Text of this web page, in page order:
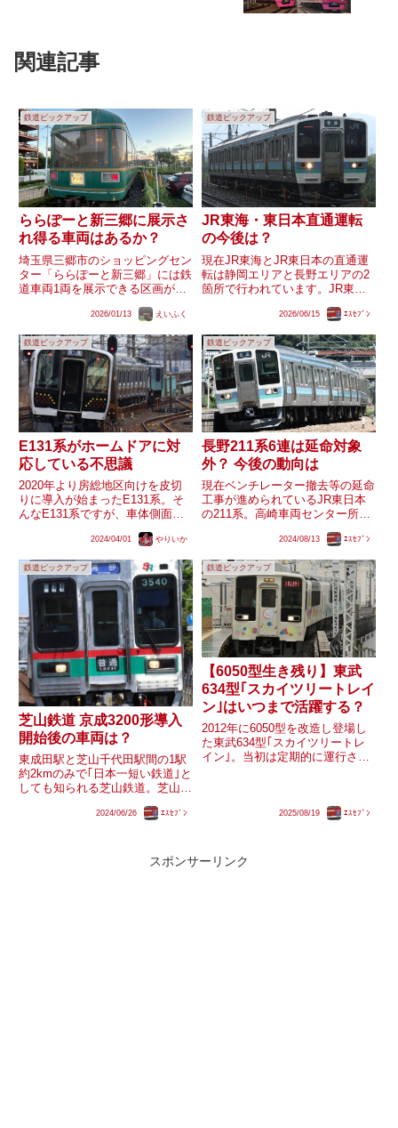
関連記事
鉄道ピックアップ
ららぽーと新三郷に展示さ
れ得る車両はあるか？
埼玉県三郷市のショッピングセン
ター「ららぽーと新三郷」には鉄
道車両1両を展示できる区画が2
間」のオハフ25 901「ラウンジカ
ー」がそれぞれ展示され、飲食可
能な休憩所やイベント...
2026/01/13 えいふく
鉄道ピックアップ
JR東海・東日本直通運転
の今後は？
現在JR東海とJR東日本の直通運
転は静岡エリアと長野エリアの2
箇所で行われています。JR東海
海〜東京間に285系寝台特急サン
が、長野エリアでは383系特急し
なの号や飯田線・中央西...
2026/06/15 ｴｽｾﾌﾞﾝ
鉄道ピックアップ
E131系がホームドアに対
応している不思議
2020年より房総地区向けを皮切
りに導入が始まったE131系。そ
んなE131系ですが、車体側面の
運転台周りの様子から、新製時よ
が明らかになっています。しかし
ながら、現状E131系が...
2024/04/01 やりいか
鉄道ピックアップ
長野211系6連は延命対象
外？ 今後の動向は
現在ベンチレーター撤去等の延命
工事が進められているJR東日本
の211系。高崎車両センター所属
ター所属の3連(1000・3000番台)
れていますが、長野総合車両セン
ター所属の6...
2024/08/13 ｴｽｾﾌﾞﾝ
鉄道ピックアップ
芝山鉄道 京成3200形導入
開始後の車両は？
東成田駅と芝山千代田駅間の1駅
約2kmのみで｢日本一短い鉄道｣と
しても知られる芝山鉄道。芝山鉄
行形態で朝晩はさらに京成上野や
も京成から借り入れている3...
2024/06/26 ｴｽｾﾌﾞﾝ
鉄道ピックアップ
【6050型生き残り】東武
634型｢スカイツリートレイ
ン｣はいつまで活躍する？
2012年に6050型を改造し登場し
た東武634型｢スカイツリートレ
イン｣。当初は定期的に運行され
されています。種車となった
2025/08/19 ｴｽｾﾌﾞﾝ
スポンサーリンク